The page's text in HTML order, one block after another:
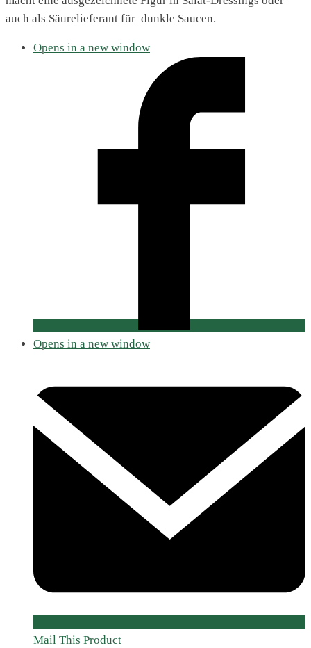
auch als Säurelieferant für dunkle Saucen.
Opens in a new window
Opens in a new window
Mail This Product